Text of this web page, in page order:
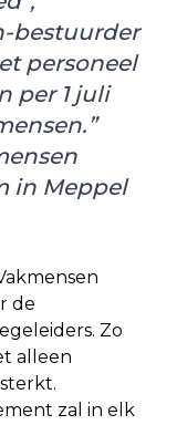
bestuurder
personeel
per 1 juli
in Meppel
de
Zo
alleen
zal in elk